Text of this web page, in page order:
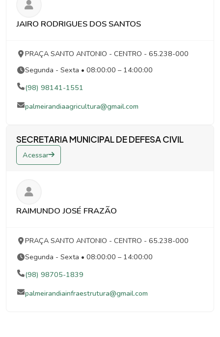
JAIRO RODRIGUES DOS SANTOS
PRAÇA SANTO ANTONIO - CENTRO - 65.238-000
Segunda - Sexta • 08:00:00 – 14:00:00
(98) 98141-1551
palmeirandiaagricultura@gmail.com
SECRETARIA MUNICIPAL DE DEFESA CIVIL
Acessar
RAIMUNDO JOSÉ FRAZÃO
PRAÇA SANTO ANTONIO - CENTRO - 65.238-000
Segunda - Sexta • 08:00:00 – 14:00:00
(98) 98705-1839
palmeirandiainfraestrutura@gmail.com